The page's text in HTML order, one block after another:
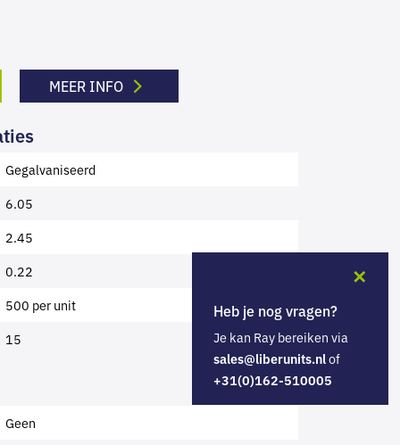
MEER INFO
Gegalvaniseerd
6.05
2.45
0.22
500 per unit
15
Geen
✕
Heb je nog vragen?
Je kan Ray bereiken via
sales@liberunits.nlof
+31(0)162-510005